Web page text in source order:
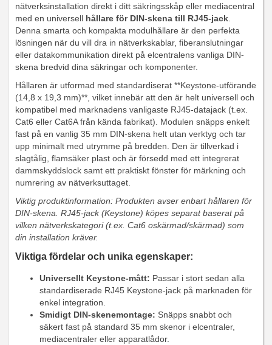
nätverksinstallation direkt i ditt säkringsskåp eller mediacentral
med en universell hållare för DIN-skena till RJ45-jack.
Denna smarta och kompakta modulhållare är den perfekta
lösningen när du vill dra in nätverkskablar, fiberanslutningar
eller datakommunikation direkt på elcentralens vanliga DIN-
skena bredvid dina säkringar och komponenter.
Hållaren är utformad med standardiserat **Keystone-utförande
(14,8 x 19,3 mm)**, vilket innebär att den är helt universell och
kompatibel med marknadens vanligaste RJ45-datajack (t.ex.
Cat6 eller Cat6A från kända fabrikat). Modulen snäpps enkelt
fast på en vanlig 35 mm DIN-skena helt utan verktyg och tar
upp minimalt med utrymme på bredden. Den är tillverkad i
slagtålig, flamsäker plast och är försedd med ett integrerat
dammskyddslock samt ett praktiskt fönster för märkning och
numrering av nätverksuttaget.
Viktig produktinformation: Produkten avser enbart hållaren för
DIN-skena. RJ45-jack (Keystone) köpes separat baserat på
vilken nätverkskategori (t.ex. Cat6 oskärmad/skärmad) som
din installation kräver.
Viktiga fördelar och unika egenskaper:
Universellt Keystone-mått: Passar i stort sedan alla
standardiserade RJ45 Keystone-jack på marknaden för
enkel integration.
Smidigt DIN-skenemontage: Snäpps snabbt och
säkert fast på standard 35 mm skenor i elcentraler,
mediacentraler eller apparatlådor.